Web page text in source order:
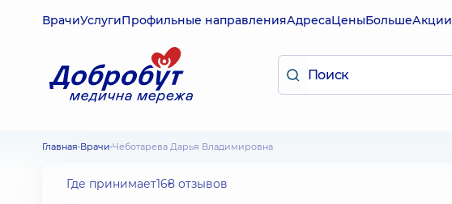
ВрачиУслугиПрофильные направленияАдресаЦеныБольшеАкции
Главная Врачи Чеботарева Дарья Владимировна
Где принимает168 отзывов